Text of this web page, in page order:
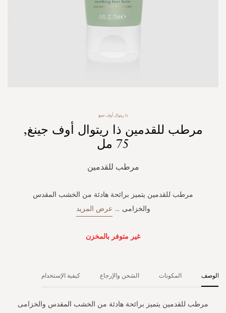
beginning
ذا ريتوال أوف جينغ
مرطب للقدمين ذا ريتوال أوف جينغ,
75 مل
مرطب للقدمين
مرطب للقدمين يتميز برائحة هادئة من الخشب المقدس
والخزامى ... عرض المزيد
غير متوفر بالمخزن
الوصف
مرطب للقدمين يتميز برائحة هادئة من الخشب المقدس والخزامى
المكونات الشحن والإرجاع كيفية الإستخدام